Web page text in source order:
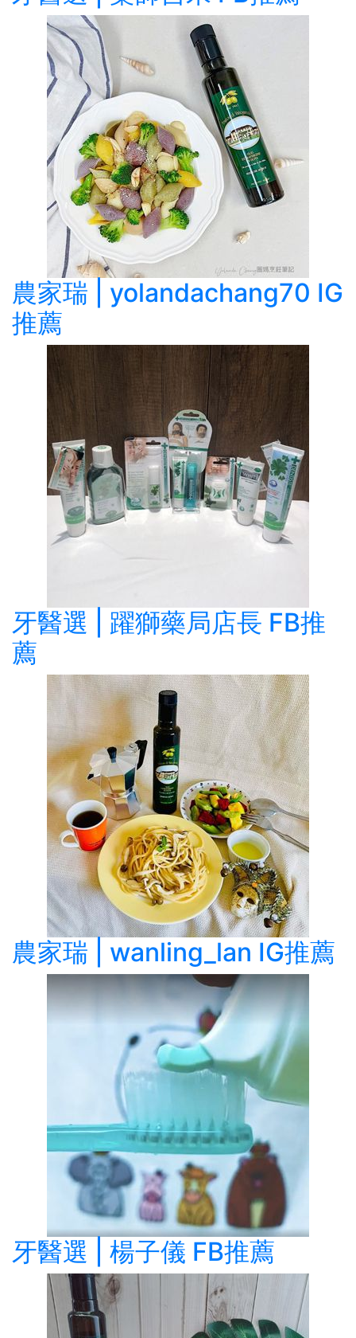
農家瑞 | yolandachang70 IG
推薦
牙醫選 | 躍獅藥局店長 FB推
薦
農家瑞 | wanling_lan IG推薦
牙醫選 | 楊子儀 FB推薦